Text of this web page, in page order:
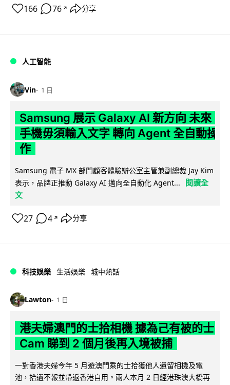
166 76 ↗ 分享
人工智能
Vin 1 日
Samsung 展示 Galaxy AI 新方向 未來
手機毋須輸入文字 轉向 Agent 全自動操
作
Samsung 電子 MX 部門顧客體驗辦公室主管兼副總裁 Jay Kim
表示，品牌正推動 Galaxy AI 邁向全自動化 Agent...
閱讀全
文
27 4 ↗ 分享
科技娛樂 生活娛樂 城中熱話
Lawton 1 日
港夫婦澳門的士拾相機 據為己有被的士
Cam 睇到 2 個月後再入境被捕
一對香港夫婦今年 5 月遊澳門乘的士拾獲他人遺留相機及電
池，拾遺不報並帶返香港自用。兩人本月 2 日經港珠澳大橋再